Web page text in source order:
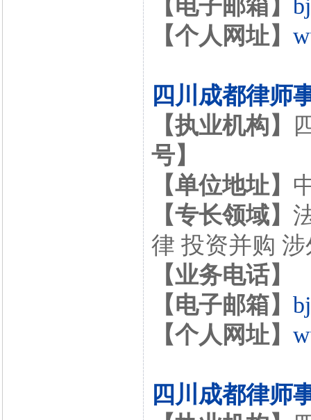
【电子邮箱】
【个人网址】
四川成都律师
【执业机构】
号】
【单位地址】
【专长领域】
律 投资并购
【业务电话】
【电子邮箱】
【个人网址】
四川成都律师